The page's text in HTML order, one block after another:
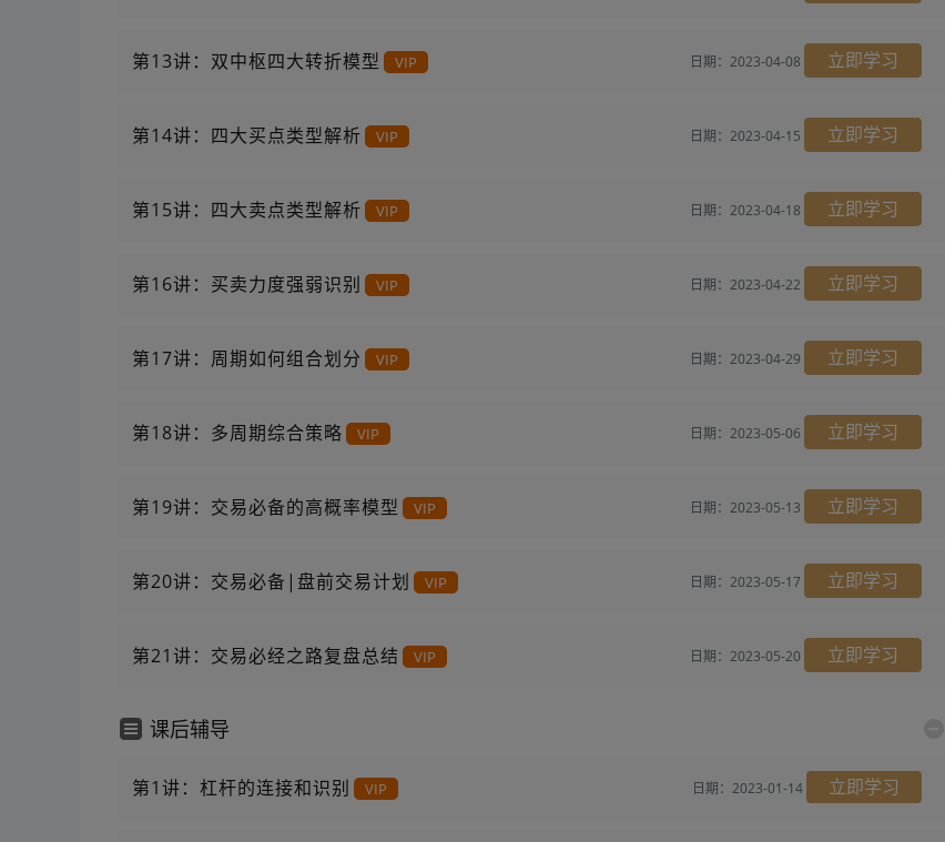
第13讲：双中枢四大转折模型 VIP 日期：2023-04-08 立即学习
第14讲：四大买点类型解析 VIP 日期：2023-04-15 立即学习
第15讲：四大卖点类型解析 VIP 日期：2023-04-18 立即学习
第16讲：买卖力度强弱识别 VIP 日期：2023-04-22 立即学习
第17讲：周期如何组合划分 VIP 日期：2023-04-29 立即学习
第18讲：多周期综合策略 VIP 日期：2023-05-06 立即学习
第19讲：交易必备的高概率模型 VIP 日期：2023-05-13 立即学习
第20讲：交易必备|盘前交易计划 VIP 日期：2023-05-17 立即学习
第21讲：交易必经之路复盘总结 VIP 日期：2023-05-20 立即学习
课后辅导
第1讲：杠杆的连接和识别 VIP 日期：2023-01-14 立即学习